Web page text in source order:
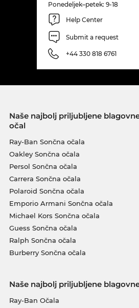
Ponedeljek–petek: 9-18
Help Center
Submit a request
+44 330 818 6761
Naše najbolj priljubljene
očal
Ray-Ban Sončna očala
Oakley Sončna očala
Persol Sončna očala
Carrera Sončna očala
Polaroid Sončna očala
Emporio Armani Sončna očala
Michael Kors Sončna očala
Guess Sončna očala
Ralph Sončna očala
Burberry Sončna očala
Naše najbolj priljubljene
Ray-Ban Očala